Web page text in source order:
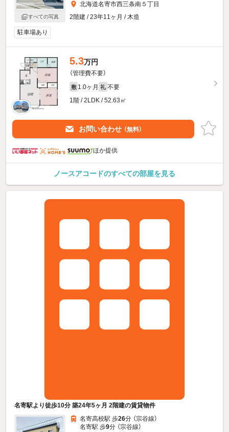
すべての写真
北海道名寄市西三条南５丁目
2階建 / 23年11ヶ月 / 木造
駐車場あり
5.3万円
（管理費不要）
敷 1.0ヶ月 礼 不要
1階 / 2LDK / 52.63㎡
お問い合わせ （無料）
ほか提供
ノースアコードのすべての部屋を見る
名寄駅より徒歩10分 築24年5ヶ月 2階建の賃貸物件
名寄高校駅 歩26分 （宗谷線）
名寄駅 歩9分 （宗谷線）